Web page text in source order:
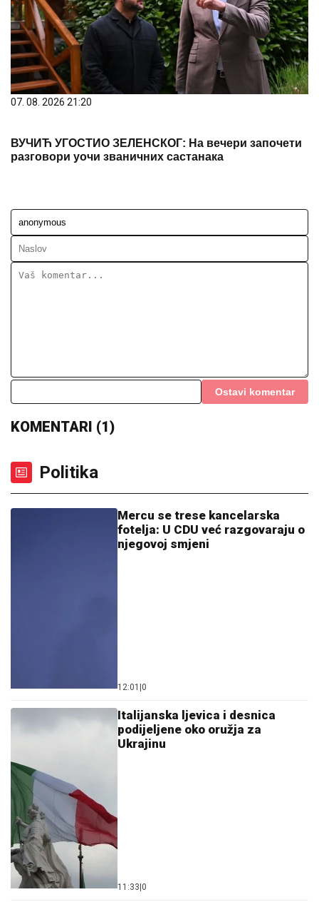
07. 08. 2026 21:20
ВУЧИЋ УГОСТИО ЗЕЛЕНСКОГ: На вечери започети
разговори уочи званичних састанака
Ostavi komentar
KOMENTARI (1)
Politika
Mercu se trese kancelarska
fotelja: U CDU već razgovaraju o
njegovoj smjeni
12:01 0
Italijanska ljevica i desnica
podijeljene oko oružja za
Ukrajinu
11:33 0